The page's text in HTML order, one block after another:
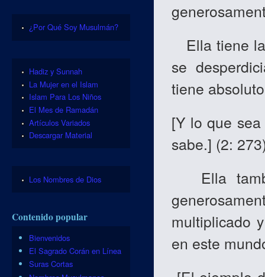
Ella tiene
se
tiene
[Y lo que
sabe.] (2:
Ella
multiplicado
en este
¿Por Qué Soy Musulmán?
Hadiz y Sunnah
La Mujer en el Islam
Islam Para Los Niños
El Mes de Ramadán
Artículos Variados
Descargar Material
Los Nombres de Dios
Contenido popular
Bienvenidos
El Sagrado Corán en Línea
Suras Cortas